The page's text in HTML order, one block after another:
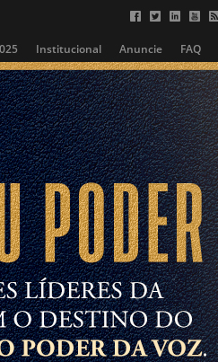
Institucional Anuncie FAQ